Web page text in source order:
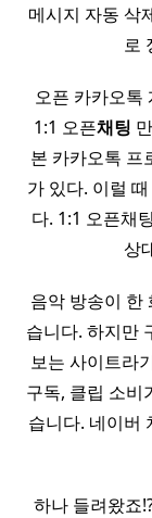
메시지 자동 삭
로
오픈 카카오톡
1:1 오픈채팅
본 카카오톡 프
가 있다. 이럴
다. 1:1 오픈채
상
음악 방송이 한
습니다. 하지만
보는 사이트라
구독, 클립 소비
습니다. 네이버
하나 들려왔죠